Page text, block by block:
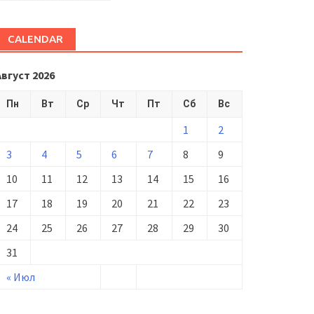
CALENDAR
2026
Пн Вт Ср Чт Пт Сб Вс
« Июл
1
2
3
4 5 6 7 8
9
10
11 12 13 14 15
16
17
18 19 20 21 22
23
24
25 26 27 28 29
30
31